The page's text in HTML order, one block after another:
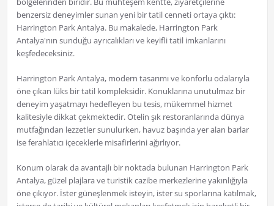
benzersiz deneyimler sunan yeni bir tatil cenneti ortaya çıktı:
Harrington Park Antalya. Bu makalede, Harrington Park
Antalya'nın sunduğu ayrıcalıkları ve keyifli tatil imkanlarını
keşfedeceksiniz.
Harrington Park Antalya, modern tasarımı ve konforlu odalarıyla
öne çıkan lüks bir tatil kompleksidir. Konuklarına unutulmaz bir
deneyim yaşatmayı hedefleyen bu tesis, mükemmel hizmet
kalitesiyle dikkat çekmektedir. Otelin şık restoranlarında dünya
mutfağından lezzetler sunulurken, havuz başında yer alan barlar
ise ferahlatıcı içeceklerle misafirlerini ağırlıyor.
Konum olarak da avantajlı bir noktada bulunan Harrington Park
Antalya, güzel plajlara ve turistik cazibe merkezlerine yakınlığıyla
öne çıkıyor. İster güneşlenmek isteyin, ister su sporlarına katılmak,